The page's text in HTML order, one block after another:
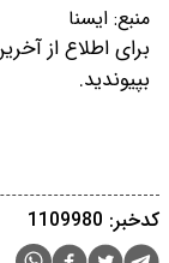
منبع: ایسنا
برای اطلاع از
بپیوندید.
کدخبر: 1109980